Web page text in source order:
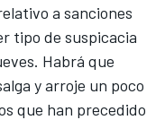
a sanciones
tipo de suspicacia
Habrá que
y arroje un poco
que han precedido